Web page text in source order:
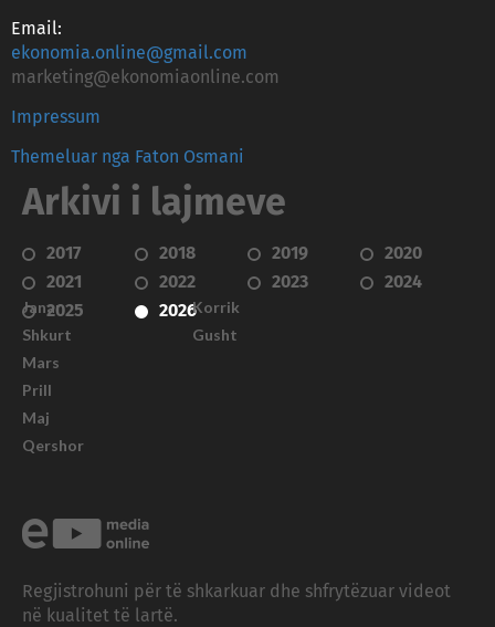
Email:
ekonomia.online@gmail.com
marketing@ekonomiaonline.com
Impressum
Themeluar nga Faton Osmani
Arkivi i lajmeve
2017 2018 2019
2020
2021
2022 2023
2024
2025
2026
Janar
Shkurt
Mars
Prill
Maj
Qershor
Korrik
Gusht
Regjistrohuni për të shkarkuar dhe shfrytëzuar videot
në kualitet të lartë.